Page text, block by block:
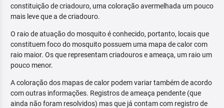
constituição de criadouro, uma coloração avermelhada um pouco
mais leve que a de criadouro.
O raio de atuação do mosquito é conhecido, portanto, locais que
constituem foco do mosquito possuem uma mapa de calor com
raio maior. Os que representam criadouros e ameaça, um raio um
pouco menor.
A coloração dos mapas de calor podem variar também de acordo
com outras informações. Registros de ameaça pendente (que
ainda não foram resolvidos) mas que já contam com registro de